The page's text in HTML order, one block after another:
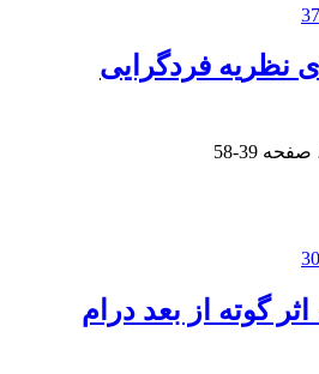
نظریه فردگرایی
39-58
گوته از بعد درام